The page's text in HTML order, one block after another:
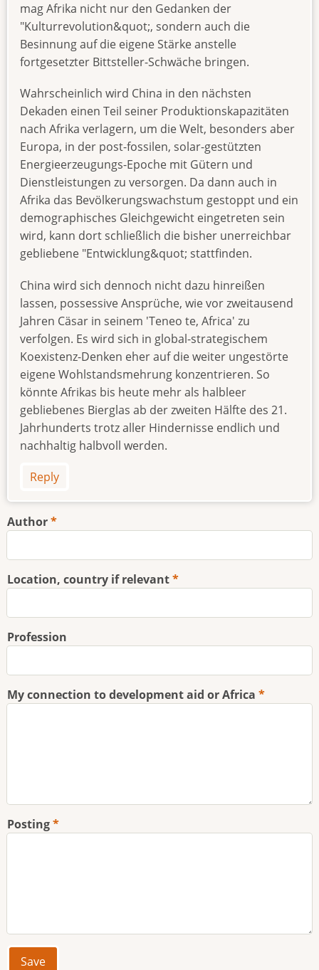
mag Afrika nicht nur den Gedanken der
"Kulturrevolution&quot;, sondern auch die
Besinnung auf die eigene Stärke anstelle
fortgesetzter Bittsteller-Schwäche bringen.
Wahrscheinlich wird China in den nächsten
Dekaden einen Teil seiner Produktionskapazitäten
nach Afrika verlagern, um die Welt, besonders aber
Europa, in der post-fossilen, solar-gestützten
Energieerzeugungs-Epoche mit Gütern und
Dienstleistungen zu versorgen. Da dann auch in
Afrika das Bevölkerungswachstum gestoppt und ein
demographisches Gleichgewicht eingetreten sein
wird, kann dort schließlich die bisher unerreichbar
gebliebene "Entwicklung&quot; stattfinden.
China wird sich dennoch nicht dazu hinreißen
lassen, possessive Ansprüche, wie vor zweitausend
Jahren Cäsar in seinem 'Teneo te, Africa' zu
verfolgen. Es wird sich in global-strategischem
Koexistenz-Denken eher auf die weiter ungestörte
eigene Wohlstandsmehrung konzentrieren. So
könnte Afrikas bis heute mehr als halbleer
gebliebenes Bierglas ab der zweiten Hälfte des 21.
Jahrhunderts trotz aller Hindernisse endlich und
nachhaltig halbvoll werden.
Reply
Author
Location, country if relevant
Profession
My connection to development aid or Africa
Posting